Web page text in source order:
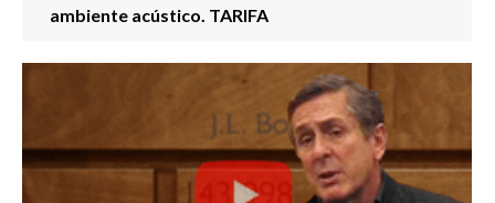
ambiente acústico. TARIFA